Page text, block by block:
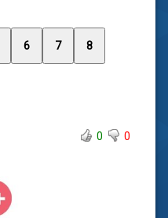
6 7 8
0
0